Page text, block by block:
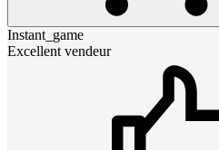
Instant_game
Excellent vendeur